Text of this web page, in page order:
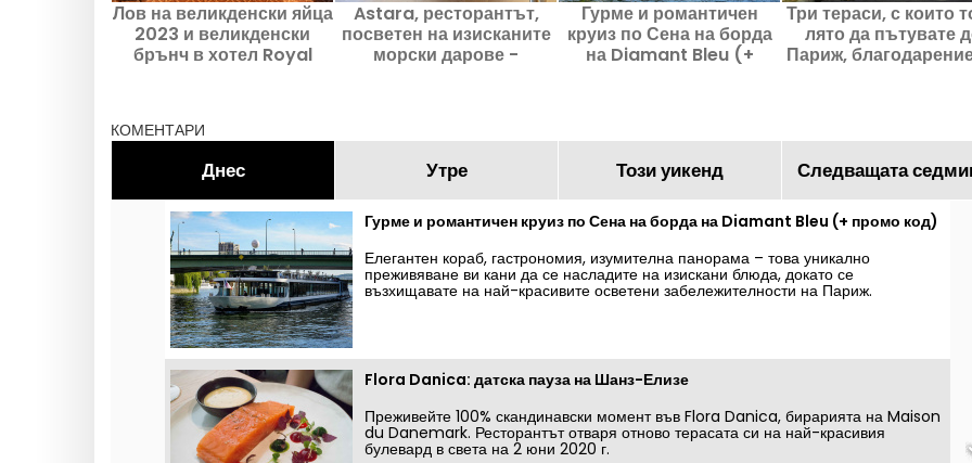
Лов на великденски яйца
2023 и великденски
брънч в хотел Royal
Astara, ресторантът,
посветен на изисканите
морски дарове -
Гурме и романтичен
круиз по Сена на борда
на Diamant Bleu (+
Три тераси, с които
лято да пътувате
Париж,
КОМЕНТАРИ
Днес Утре Този уикенд Следващата
Гурме и романтичен круиз по Сена на борда на Diamant Bleu (+ промо код)
Елегантен кораб, гастрономия, изумителна панорама – това уникално
преживяване ви кани да се насладите на изискани блюда, докато се
възхищавате на най-красивите осветени забележителности на Париж.
Flora Danica: датска пауза на Шанз-Елизе
Преживейте 100% скандинавски момент във Flora Danica, бирарията на Maison
du Danemark. Ресторантът отваря отново терасата си на най-красивия
булевард в света на 2 юни 2020 г.